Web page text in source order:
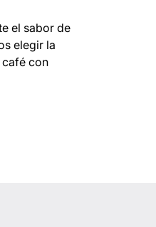
el sabor de
elegir la
con